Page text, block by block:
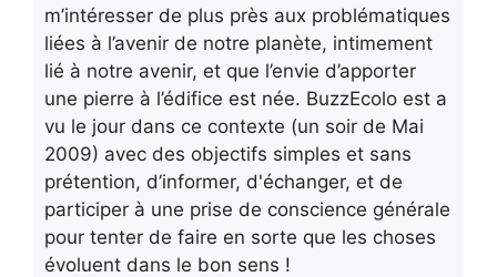
m’intéresser de plus près aux problématiques
liées à l’avenir de notre planète, intimement
lié à notre avenir, et que l’envie d’apporter
une pierre à l’édifice est née. BuzzEcolo est a
vu le jour dans ce contexte (un soir de Mai
2009) avec des objectifs simples et sans
prétention, d’informer, d'échanger, et de
participer à une prise de conscience générale
pour tenter de faire en sorte que les choses
évoluent dans le bon sens !